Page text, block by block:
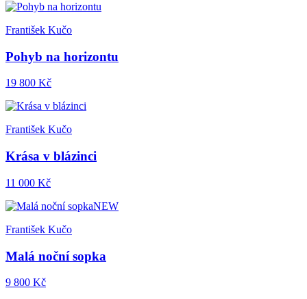
František Kučo
Pohyb na horizontu
19 800 Kč
František Kučo
Krása v blázinci
11 000 Kč
NEW
František Kučo
Malá noční sopka
9 800 Kč